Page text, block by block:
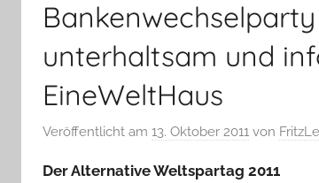
unterhaltsam und
EineWeltHaus
Veröffentlicht am 13. Oktober 2011 von
Der Alternative Weltspartag 2011